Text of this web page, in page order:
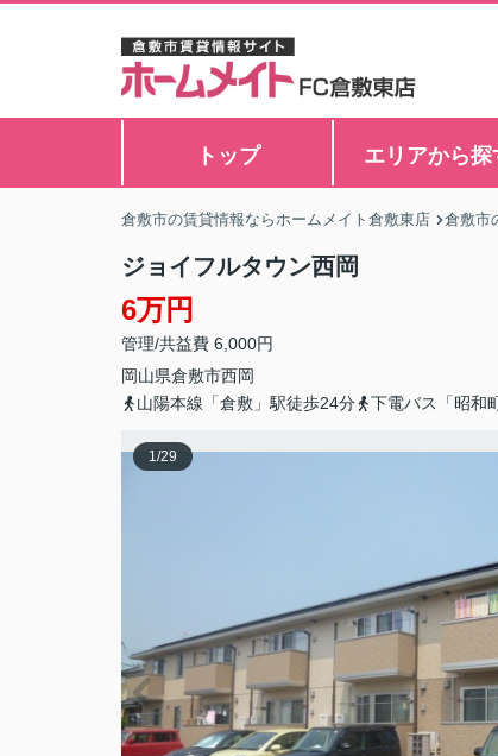
トップ エリアから探
倉敷市の賃貸情報ならホームメイト倉敷東店 倉敷市
ジョイフルタウン西岡
6万円
管理/共益費 6,000円
岡山県倉敷市西岡
山陽本線「倉敷」駅徒歩24分
下電バス「昭和
1/29